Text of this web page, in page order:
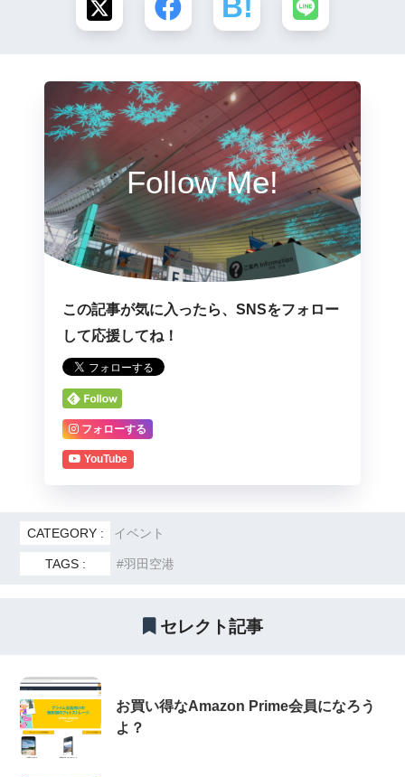
Follow Me!
この記事が気に入ったら、SNSをフォロー
して応援してね！
フォローする
YouTube
CATEGORY : イベント
TAGS : 羽田空港
セレクト記事
お買い得なAmazon Prime会員になろう
よ？